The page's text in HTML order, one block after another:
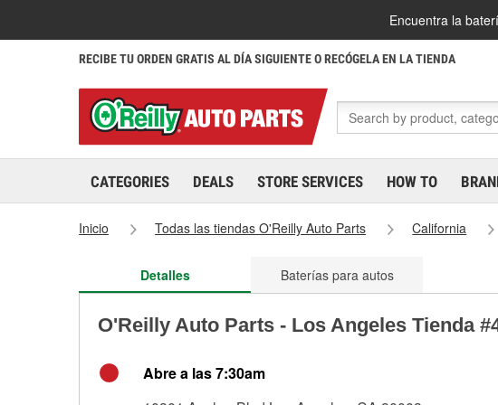
Encuentra la
RECIBE TU ORDEN GRATIS AL DÍA SIGUIENTE O RECÓGELA EN LA TIENDA
CATEGORIES DEALS STORE SERVICES HOW TO
Inicio Todas las tiendas O'Reilly Auto Parts California
Detalles Baterías para autos
O'Reilly Auto Parts - Los Angeles Tienda
Abre a las 7:30am